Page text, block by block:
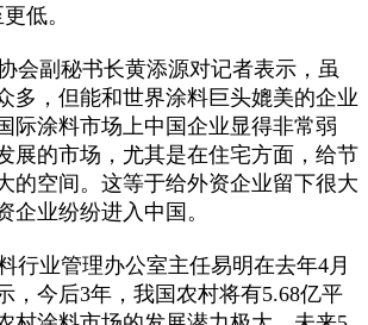
低。
会副秘书长黄添源对记者表示，虽
多，但能和世界涂料巨头媲美的企业
际涂料市场上中国企业显得非常弱
展的市场，尤其是在住宅方面，给节
的空间。这等于给外资企业留下很大
企业纷纷进入中国。
行业管理办公室主任易明在去年4月
，今后3年，我国农村将有5.68亿平